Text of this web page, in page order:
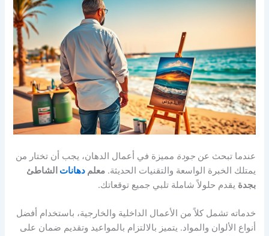
عندما تبحث عنجودة مميزة في أعمال الدهان، يجب أن تختار من
يمتلك الخبرة الواسعة والتقنيات الحديثة.معلمدهانات الشاطئ
بجدة يقدم حلولاً شاملة تلبي جميع توقعاتك.
خدماته تشمل كلاً من الأعمال الداخلية والخارجية، باستخدام أفضل
أنواع الألوان والمواد. يتميز بالالتزام بالمواعيد وتقديم ضمان على